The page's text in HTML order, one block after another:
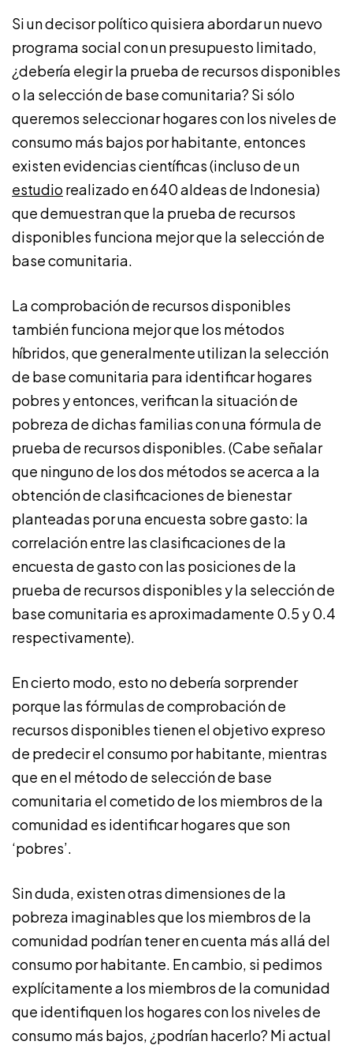
Si un decisor político quisiera abordar un nuevo
programa social con un presupuesto limitado,
¿debería elegir la prueba de recursos disponibles
o la selección de base comunitaria? Si sólo
queremos seleccionar hogares con los niveles de
consumo más bajos por habitante, entonces
existen evidencias científicas (incluso de un
estudio realizado en 640 aldeas de Indonesia)
que demuestran que la prueba de recursos
disponibles funciona mejor que la selección de
base comunitaria.
La comprobación de recursos disponibles
también funciona mejor que los métodos
híbridos, que generalmente utilizan la selección
de base comunitaria para identificar hogares
pobres y entonces, verifican la situación de
pobreza de dichas familias con una fórmula de
prueba de recursos disponibles. (Cabe señalar
que ninguno de los dos métodos se acerca a la
obtención de clasificaciones de bienestar
planteadas por una encuesta sobre gasto: la
correlación entre las clasificaciones de la
encuesta de gasto con las posiciones de la
prueba de recursos disponibles y la selección de
base comunitaria es aproximadamente 0.5 y 0.4
respectivamente).
En cierto modo, esto no debería sorprender
porque las fórmulas de comprobación de
recursos disponibles tienen el objetivo expreso
de predecir el consumo por habitante, mientras
que en el método de selección de base
comunitaria el cometido de los miembros de la
comunidad es identificar hogares que son
‘pobres’.
Sin duda, existen otras dimensiones de la
pobreza imaginables que los miembros de la
comunidad podrían tener en cuenta más allá del
consumo por habitante. En cambio, si pedimos
explícitamente a los miembros de la comunidad
que identifiquen los hogares con los niveles de
consumo más bajos, ¿podrían hacerlo? Mi actual